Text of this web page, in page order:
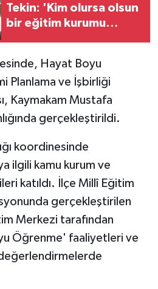
Tekin: 'Kim olursa olsun
bir eğitim kurumu
beraber çalışmak
zorundadır'
Hayat Boyu
Planlama ve İşbirliği
Kaymakam Mustafa
gerçekleştirildi.
koordinesinde
ilgili kamu kurum ve
katıldı. İlçe Millî Eğitim
gerçekleştirilen
Merkezi tarafından
Öğrenme' faaliyetleri ve
değerlendirmelerde